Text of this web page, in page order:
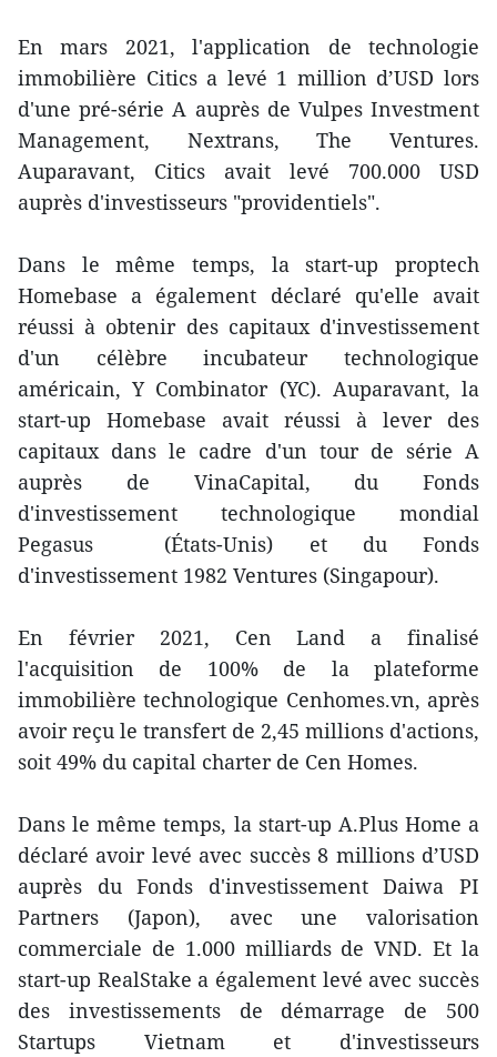
En mars 2021, l'application de technologie
immobilière Citics a levé 1 million d’USD lors
d'une pré-série A auprès de Vulpes Investment
Management, Nextrans, The Ventures.
Auparavant, Citics avait levé 700.000 USD
auprès d'investisseurs "providentiels".
Dans le même temps, la start-up proptech
Homebase a également déclaré qu'elle avait
réussi à obtenir des capitaux d'investissement
d'un célèbre incubateur technologique
américain, Y Combinator (YC). Auparavant, la
start-up Homebase avait réussi à lever des
capitaux dans le cadre d'un tour de série A
auprès de VinaCapital, du Fonds
d'investissement technologique mondial
Pegasus (États-Unis) et du Fonds
d'investissement 1982 Ventures (Singapour).
En février 2021, Cen Land a finalisé
l'acquisition de 100% de la plateforme
immobilière technologique Cenhomes.vn, après
avoir reçu le transfert de 2,45 millions d'actions,
soit 49% du capital charter de Cen Homes.
Dans le même temps, la start-up A.Plus Home a
déclaré avoir levé avec succès 8 millions d’USD
auprès du Fonds d'investissement Daiwa PI
Partners (Japon), avec une valorisation
commerciale de 1.000 milliards de VND. Et la
start-up RealStake a également levé avec succès
des investissements de démarrage de 500
Startups Vietnam et d'investisseurs